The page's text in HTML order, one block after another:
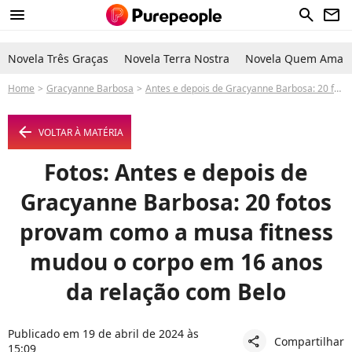
menu search newsletter
Novela Três Graças Novela Terra Nostra Novela Quem Ama
Home Gracyanne Barbosa Antes e depois de Gracyanne Barbosa: 20 fotos provam como a musa fitness mudou o corpo em 16 anos da relação com Belo
arrow_left VOLTAR À MATÉRIA
Fotos: Antes e depois de
Gracyanne Barbosa: 20 fotos
provam como a musa fitness
mudou o corpo em 16 anos
da relação com Belo
Publicado em 19 de abril de 2024 às
15:09
share Compartilhar